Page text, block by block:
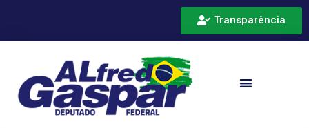
Transparência